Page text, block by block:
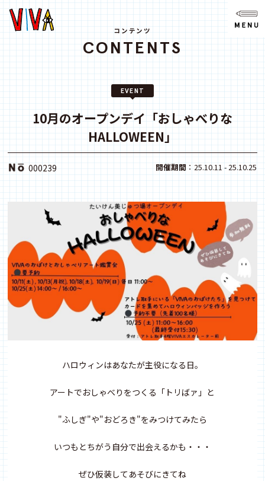
ニュース
ABOUT
SPACE
ACCESS
note
youtube
コンテンツ
CONTENTS
EVENT
10月のオープンデイ「おしゃべりな
HALLOWEEN」
000239 開催期間 ：25.10.11 - 25.10.25
ハロウィンはあなたが主役になる日。
アートでおしゃべりをつくる「トリばァ」と
"ふしぎ"や"おどろき"をみつけてみたら
いつもとちがう自分で出会えるかも・・・
ぜひ仮装してあそびにきてね